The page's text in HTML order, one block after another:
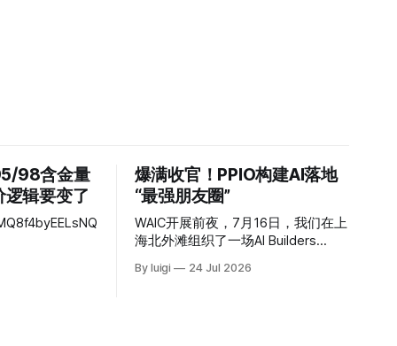
98含金量
辑要变了
爆满收官！PPIO构建AI落地
“最强朋友圈”
WAIC开展前夜，7月16日，我们在上
海北外滩组织了一场AI Builders
据与应用，AI 行业的变化越来越快。
By luigi 24 Jul 2026